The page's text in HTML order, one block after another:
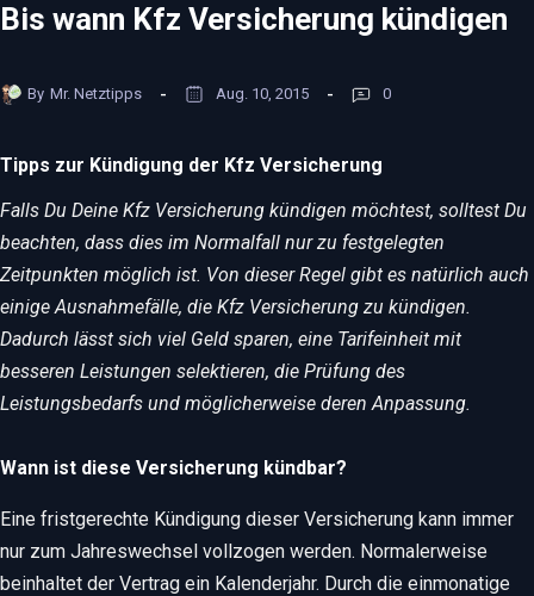
Bis wann Kfz Versicherung kündigen
By Mr. Netztipps Aug. 10, 2015 0
Tipps zur Kündigung der Kfz Versicherung
Falls Du Deine Kfz Versicherung kündigen möchtest, solltest Du
beachten, dass dies im Normalfall nur zu festgelegten
Zeitpunkten möglich ist. Von dieser Regel gibt es natürlich auch
einige Ausnahmefälle, die Kfz Versicherung zu kündigen.
Dadurch lässt sich viel Geld sparen, eine Tarifeinheit mit
besseren Leistungen selektieren, die Prüfung des
Leistungsbedarfs und möglicherweise deren Anpassung.
Wann ist diese Versicherung kündbar?
Eine fristgerechte Kündigung dieser Versicherung kann immer
nur zum Jahreswechsel vollzogen werden. Normalerweise
beinhaltet der Vertrag ein Kalenderjahr. Durch die einmonatige